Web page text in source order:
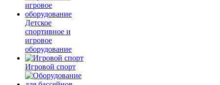
Детское
спортивное и
игровое
оборудование
Игровой спорт